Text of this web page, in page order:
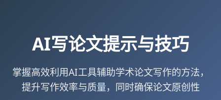
AI写论文提示与技巧
掌握高效利用AI工具辅助学术论文写作的方法，
提升写作效率与质量，同时确保论文原创性